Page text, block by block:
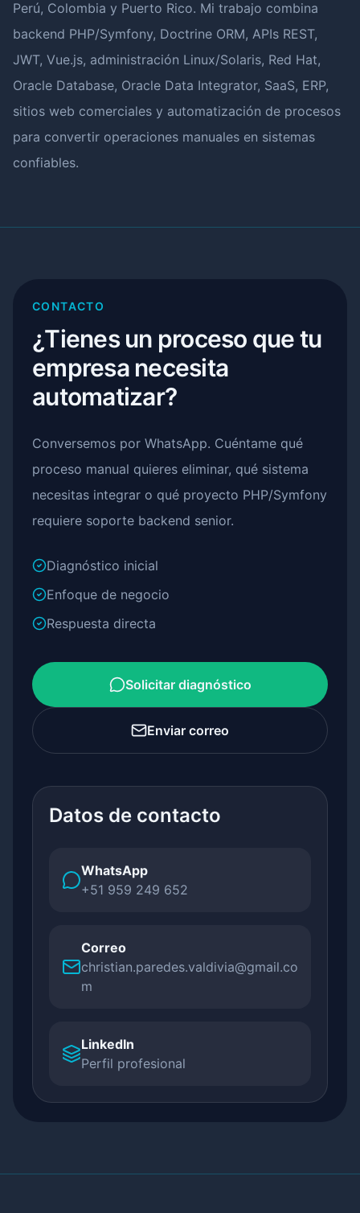
Perú, Colombia y Puerto Rico. Mi trabajo combina
backend PHP/Symfony, Doctrine ORM, APIs REST,
JWT, Vue.js, administración Linux/Solaris, Red Hat,
Oracle Database, Oracle Data Integrator, SaaS, ERP,
sitios web comerciales y automatización de procesos
para convertir operaciones manuales en sistemas
confiables.
CONTACTO
¿Tienes un proceso que tu
empresa necesita
automatizar?
Conversemos por WhatsApp. Cuéntame qué
proceso manual quieres eliminar, qué sistema
necesitas integrar o qué proyecto PHP/Symfony
requiere soporte backend senior.
Diagnóstico inicial
Enfoque de negocio
Respuesta directa
Solicitar diagnóstico
Enviar correo
Datos de contacto
WhatsApp
+51 959 249 652
Correo
christian.paredes.valdivia@gmail.co
m
LinkedIn
Perfil profesional